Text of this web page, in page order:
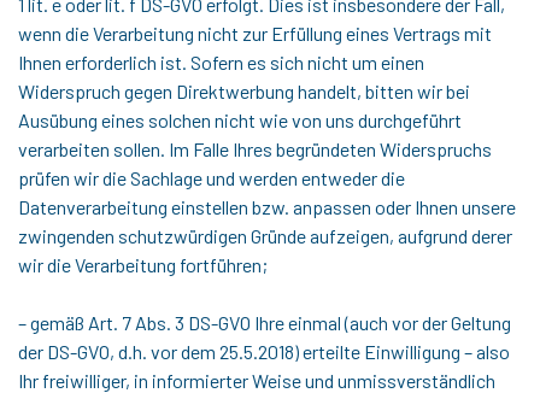
wenn die Verarbeitung nicht zur Erfüllung eines Vertrags mit
Ihnen erforderlich ist. Sofern es sich nicht um einen
Widerspruch gegen Direktwerbung handelt, bitten wir bei
Ausübung eines solchen nicht wie von uns durchgeführt
verarbeiten sollen. Im Falle Ihres begründeten Widerspruchs
prüfen wir die Sachlage und werden entweder die
Datenverarbeitung einstellen bzw. anpassen oder Ihnen unsere
zwingenden schutzwürdigen Gründe aufzeigen, aufgrund derer
wir die Verarbeitung fortführen;
– gemäß Art. 7 Abs. 3 DS-GVO Ihre einmal (auch vor der Geltung
der DS-GVO, d.h. vor dem 25.5.2018) erteilte Einwilligung – also
Ihr freiwilliger, in informierter Weise und unmissverständlich